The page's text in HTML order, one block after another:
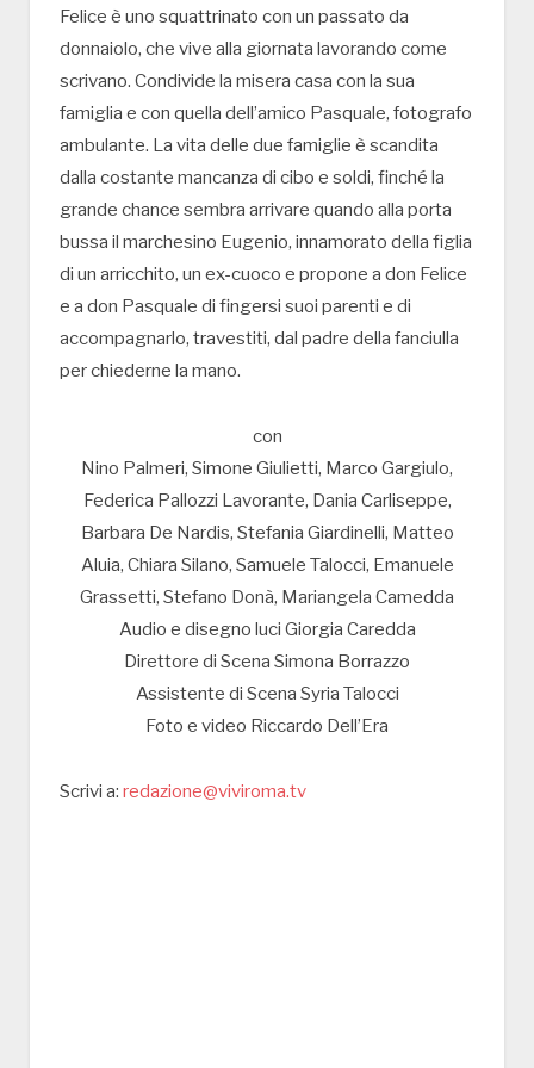
Felice è uno squattrinato con un passato da
donnaiolo, che vive alla giornata lavorando come
scrivano. Condivide la misera casa con la sua
famiglia e con quella dell’amico Pasquale, fotografo
ambulante. La vita delle due famiglie è scandita
dalla costante mancanza di cibo e soldi, finché la
grande chance sembra arrivare quando alla porta
bussa il marchesino Eugenio, innamorato della figlia
di un arricchito, un ex-cuoco e propone a don Felice
e a don Pasquale di fingersi suoi parenti e di
accompagnarlo, travestiti, dal padre della fanciulla
per chiederne la mano.
con
Nino Palmeri, Simone Giulietti, Marco Gargiulo,
Federica Pallozzi Lavorante, Dania Carliseppe,
Barbara De Nardis, Stefania Giardinelli, Matteo
Aluia, Chiara Silano, Samuele Talocci, Emanuele
Grassetti, Stefano Donà, Mariangela Camedda
Audio e disegno luci Giorgia Caredda
Direttore di Scena Simona Borrazzo
Assistente di Scena Syria Talocci
Foto e video Riccardo Dell’Era
Scrivi a: redazione@viviroma.tv